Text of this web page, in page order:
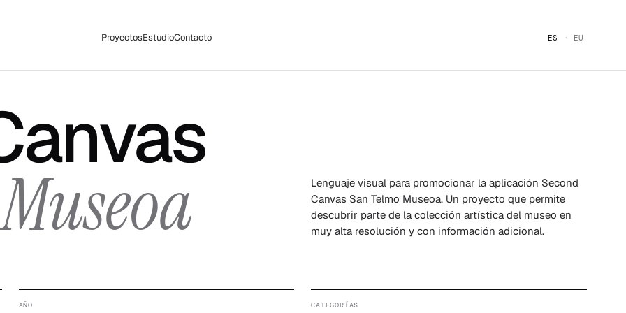
ProyectosEstudioContacto ES EU
Lenguaje visual para promocionar la aplicación Second
Canvas San Telmo Museoa. Un proyecto que permite
descubrir parte de la colección artística del museo en
muy alta resolución y con información adicional.
AÑO CATEGORÍAS